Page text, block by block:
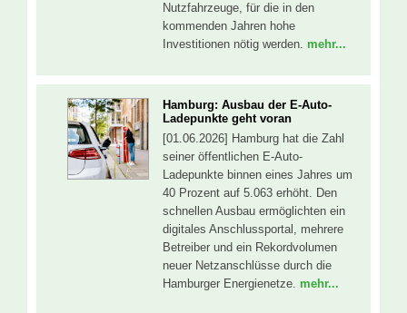
Nutzfahrzeuge, für die in den
kommenden Jahren hohe
Investitionen nötig werden. mehr...
Hamburg: Ausbau der E-Auto-
Ladepunkte geht voran
[01.06.2026] Hamburg hat die Zahl
seiner öffentlichen E-Auto-
Ladepunkte binnen eines Jahres um
40 Prozent auf 5.063 erhöht. Den
schnellen Ausbau ermöglichten ein
digitales Anschlussportal, mehrere
Betreiber und ein Rekordvolumen
neuer Netzanschlüsse durch die
Hamburger Energienetze. mehr...